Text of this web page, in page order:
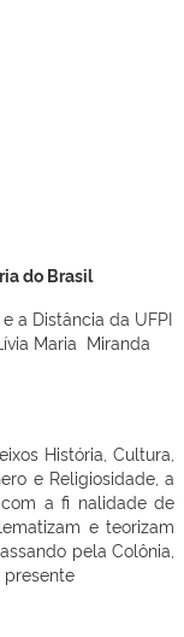
do Brasil
a Distância da UFPI
Maria Miranda
História, Cultura,
e Religiosidade, a
a fi nalidade de
e teorizam
pela Colônia,
presente